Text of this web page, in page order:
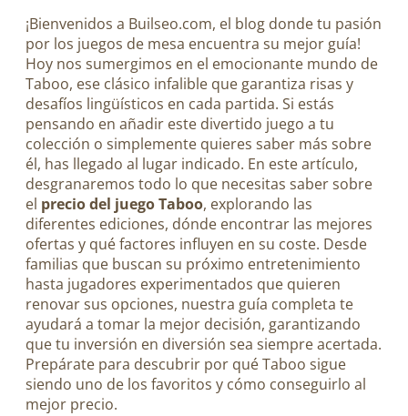
¡Bienvenidos a Builseo.com, el blog donde tu pasión
por los juegos de mesa encuentra su mejor guía!
Hoy nos sumergimos en el emocionante mundo de
Taboo, ese clásico infalible que garantiza risas y
desafíos lingüísticos en cada partida. Si estás
pensando en añadir este divertido juego a tu
colección o simplemente quieres saber más sobre
él, has llegado al lugar indicado. En este artículo,
desgranaremos todo lo que necesitas saber sobre
el precio del juego Taboo, explorando las
diferentes ediciones, dónde encontrar las mejores
ofertas y qué factores influyen en su coste. Desde
familias que buscan su próximo entretenimiento
hasta jugadores experimentados que quieren
renovar sus opciones, nuestra guía completa te
ayudará a tomar la mejor decisión, garantizando
que tu inversión en diversión sea siempre acertada.
Prepárate para descubrir por qué Taboo sigue
siendo uno de los favoritos y cómo conseguirlo al
mejor precio.